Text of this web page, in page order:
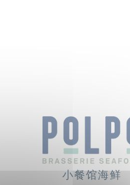
窗口中打开))
((在新窗口中打开))
小餐馆海鲜